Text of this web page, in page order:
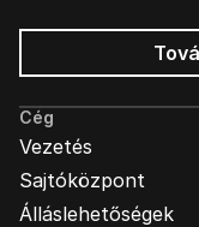
Cég
Vezetés
Sajtóközpont
Álláslehetőségek